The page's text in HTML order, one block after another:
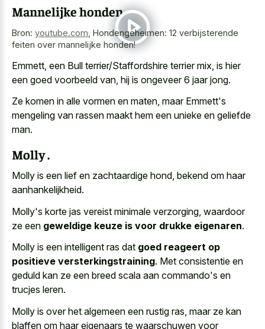
Mannelijke honden
Bron: youtube.com Hondengeheimen: 12 verbijsterende
feiten over mannelijke honden!
Emmett, een Bull terrier/Staffordshire terrier mix, is hier
een goed voorbeeld van, hij is ongeveer 6 jaar jong.
Ze komen in alle vormen en maten, maar Emmett's
mengeling van rassen maakt hem een unieke en geliefde
man.
Molly .
Molly is een lief en zachtaardige hond, bekend om haar
aanhankelijkheid.
Molly's korte jas vereist minimale verzorging, waardoor
ze een geweldige keuze is voor drukke eigenaren.
Molly is een intelligent ras dat goed reageert op
positieve versterkingstraining. Met consistentie en
geduld kan ze een breed scala aan commando's en
trucjes leren.
Molly is over het algemeen een rustig ras, maar ze kan
blaffen om haar eigenaars te waarschuwen voor